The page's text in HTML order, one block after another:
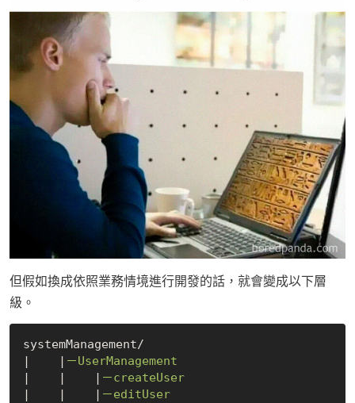
但假如換成依照業務情境進行開發的話，就會變成以下層
級。
systemManagement/
|
|
|
| |
－createUser
|
| |
－editUser